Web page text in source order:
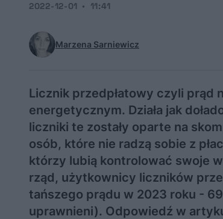
Marzena Sarniewicz
2022-12-01 11:41
Licznik przedpłatowy czyli prąd
energetycznym. Działa jak
liczniki te zostały oparte na
osób, które nie radzą sobie z
którzy lubią kontrolować swoje
rząd, użytkownicy liczników
tańszego prądu w 2023 roku -
uprawnieni). Odpowiedź w